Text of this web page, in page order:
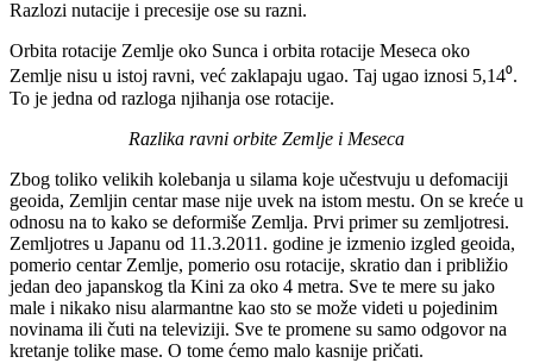
Razlozi nutacije i precesije ose su razni.
Orbita rotacije Zemlje oko Sunca i orbita rotacije Meseca oko
Zemlje nisu u istoj ravni, već zaklapaju ugao. Taj ugao iznosi 5,14⁰.
To je jedna od razloga njihanja ose rotacije.
Razlika ravni orbite Zemlje i Meseca
Zbog toliko velikih kolebanja u silama koje učestvuju u defomaciji
geoida, Zemljin centar mase nije uvek na istom mestu. On se kreće u
odnosu na to kako se deformiše Zemlja. Prvi primer su zemljotresi.
Zemljotres u Japanu od 11.3.2011. godine je izmenio izgled geoida,
pomerio centar Zemlje, pomerio osu rotacije, skratio dan i približio
jedan deo japanskog tla Kini za oko 4 metra. Sve te mere su jako
male i nikako nisu alarmantne kao sto se može videti u pojedinim
novinama ili čuti na televiziji. Sve te promene su samo odgovor na
kretanje tolike mase. O tome ćemo malo kasnije pričati.